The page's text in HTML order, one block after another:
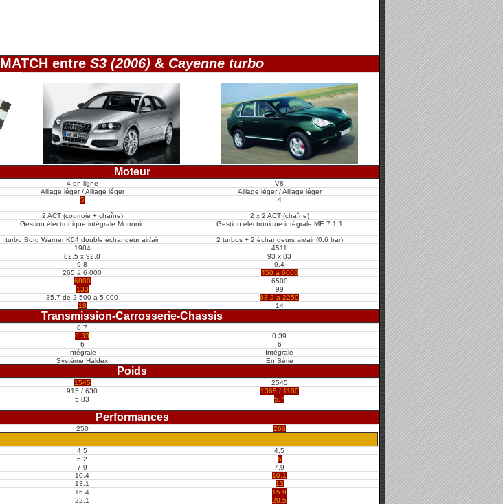
MATCH entre S3 (2006) & Cayenne turbo
Moteur
4 en ligne
V8
Alliage léger / Alliage léger
Alliage léger / Alliage léger
5 4
2 ACT (courroie + chaîne)
2 x 2 ACT (chaîne)
Gestion électronique intégrale Motronic Gestion électronique intégrale ME 7.1.1
turbo Borg Warner K04 double échangeur air/air
2 turbos + 2 échangeurs air/air (0.6 bar)
1984
4511
82.5 x 92.8
93 x 83
9.8
9.4
265 à 6 000
450 à 6000
6800
6500
133
99
35.7 de 2 500 a 5 000
63.2 a 2250
18 14
Transmission-Carrosserie-Chassis
0.7
0.33
0.39
6
6
Intégrale
Intégrale
Système Haldex En Série
Poids
1545
2545
915 / 630
1365 / 1180
5.83 5.7
Performances
250 266
4.5
4.5
6.2
6
7.9
7.9
10.4
10.1
13.1
13
16.4
15.9
22.1 20.5